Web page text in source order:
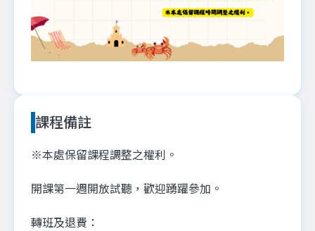
課程備註
※本處保留課程調整之權利。
開課第一週開放試聽，歡迎踴躍參加。
轉班及退費：